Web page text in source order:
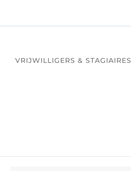
VRIJWILLIGERS & STAGIAIRES